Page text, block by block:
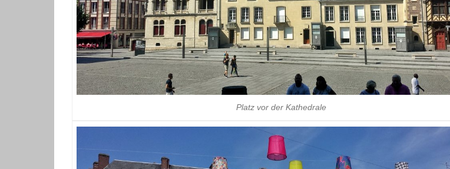
Platz vor der Kathedrale